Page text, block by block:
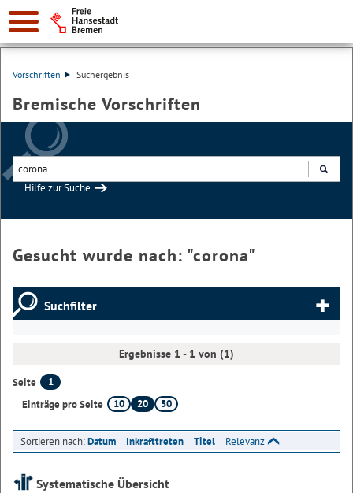
Vorschriften Suchergebnis
Bremische Vorschriften
Hilfe zur Suche
Gesucht wurde nach: "corona"
Suchfilter
Ergebnisse 1 - 1 von (1)
Seite
1
Einträge pro Seite
10 20 50
Sortieren nach:Datum Inkrafttreten Titel Relevanz
Systematische Übersicht